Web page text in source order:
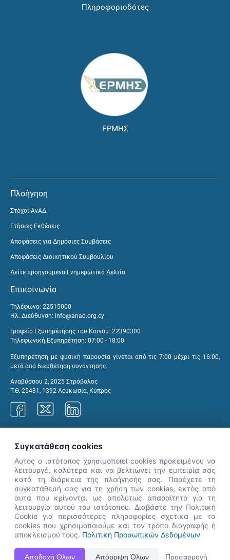
Πληροφοριοδότες
ΕΡΜΗΣ
Πλοήγηση
Στόχοι ΑνΑΔ
Ετήσιες Εκθέσεις
Αποφάσεις για Δημόσιες Συμβάσεις
Αποφάσεις Διοικητικού Συμβουλίου
Δείτε προηγούμενα Ενημερωτικά Δελτία
Επικοινωνία
Τηλέφωνο: 22515000
Ηλ. Διεύθυνση: info@anad.org.cy
Γραφείο Εξυπηρέτησης του Κοινού: 22390300
Τηλεφωνική Εξυπηρέτηση: 07:00 - 18:00
Εξυπηρέτηση με φυσική παρουσία γίνεται από τις 7:00 μέχρι τις 16:00,
μετά από διευθέτηση συνάντησης.
Αναβύσσου 2, 2025 Στρόβολος
Τ.Θ. 25431, 1392 Λευκωσία, Κύπρος
Η Ιστοσελίδα ΑνΑΔ είναι πλήρως συμβατή με τις νεότερες εκδόσεις, Google Chrome, Mozilla Firefox,
Apple Safari καθώς και Internet Explorer.
👋 Καλώς ήρθες! Είμαι η Νόησις.
Πες μου πώς μπορώ να σε βοηθήσω
σήμερα.
Συγκατάθεση cookies
Αυτός ο ιστότοπος χρησιμοποιεί cookies προκειμένου να
λειτουργέι καλύτερα και να βελτιώνει την εμπειρία σας
κατά τη διάρκεια της πλοήγησής σας. Παρέχετε τη
συγκατάθεσή σας για τη χρήση των cookies, εκτός από
αυτά που κρίνονται ως απολύτως απαραίτητα για τη
λειτουργία αυτού του ιστότοπου. Διαβάστε την Πολιτική
Cookie για περισσότερες πληροφορίες σχετικά με τα
cookies που χρησιμοποιούμε και τον τρόπο διαγραφής ή
αποκλεισμού τους. Πολιτική Προσωπικών Δεδομένων
Αποδοχή Όλων Απόρριψη Όλων Προσαρμογή